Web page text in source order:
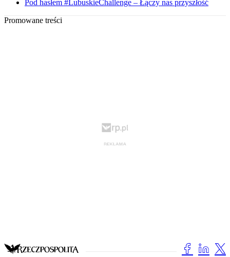
Pod hasłem #LubuskieChallenge – Łączy nas przyszłość
Promowane treści